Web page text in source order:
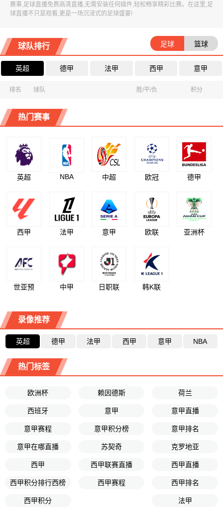
赛事,足球直播免费高清直播,无需安装任何插件,轻松畅享精彩比赛。在这里,足
球直播不只是观看,更是一场沉浸式的足球盛宴!
球队排行 足球 篮球
英超 德甲 法甲 西甲 意甲
排名 球队 胜/平/负 积分
热门赛事
英超 NBA 中超 欧冠 德甲
西甲 法甲 意甲 欧联 亚洲杯
世亚预 中甲 日职联 韩K联
录像推荐
英超 德甲 法甲 西甲 意甲 NBA
热门标签
欧洲杯 赖因德斯 荷兰
西班牙 意甲 意甲直播
意甲赛程 意甲积分榜 意甲排名
意甲在哪直播 苏契奇 克罗地亚
西甲 西甲联赛直播 西甲直播
西甲积分排行西榜 西甲赛程 西甲排名
西甲积分 法甲